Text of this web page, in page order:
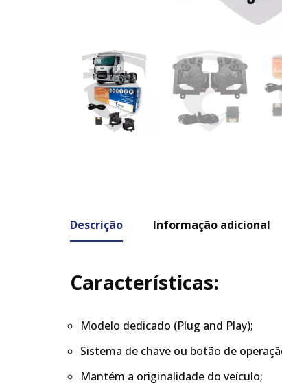
Descrição Informação adicional
Características:
Modelo dedicado (Plug and Play);
Sistema de chave ou botão de
Mantém a originalidade do veículo;